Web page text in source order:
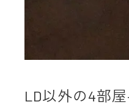
LD以外の4部